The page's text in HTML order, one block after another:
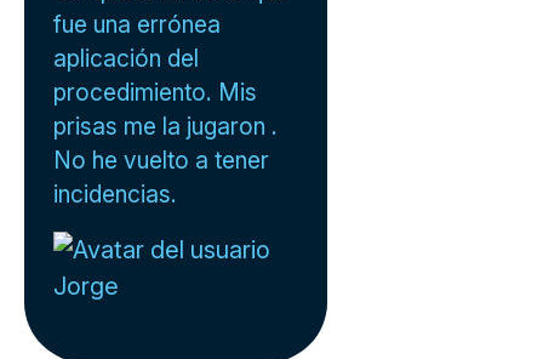
fue una errónea
aplicación del
procedimiento. Mis
prisas me la jugaron .
No he vuelto a tener
incidencias.
Jorge